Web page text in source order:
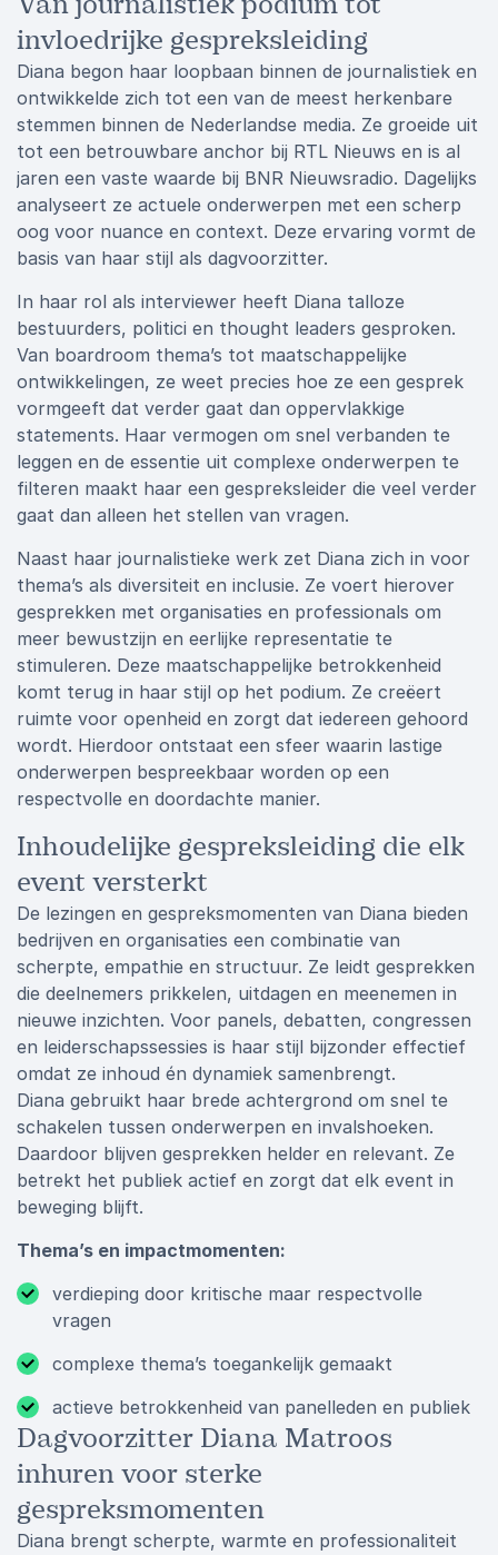
invloedrijke gespreksleiding
Diana begon haar loopbaan binnen de journalistiek en
ontwikkelde zich tot een van de meest herkenbare
stemmen binnen de Nederlandse media. Ze groeide uit
tot een betrouwbare anchor bij RTL Nieuws en is al
jaren een vaste waarde bij BNR Nieuwsradio. Dagelijks
analyseert ze actuele onderwerpen met een scherp
oog voor nuance en context. Deze ervaring vormt de
basis van haar stijl als dagvoorzitter.
In haar rol als interviewer heeft Diana talloze
bestuurders, politici en thought leaders gesproken.
Van boardroom thema’s tot maatschappelijke
ontwikkelingen, ze weet precies hoe ze een gesprek
vormgeeft dat verder gaat dan oppervlakkige
statements. Haar vermogen om snel verbanden te
leggen en de essentie uit complexe onderwerpen te
filteren maakt haar een gespreksleider die veel verder
gaat dan alleen het stellen van vragen.
Naast haar journalistieke werk zet Diana zich in voor
thema’s als diversiteit en inclusie. Ze voert hierover
gesprekken met organisaties en professionals om
meer bewustzijn en eerlijke representatie te
stimuleren. Deze maatschappelijke betrokkenheid
komt terug in haar stijl op het podium. Ze creëert
ruimte voor openheid en zorgt dat iedereen gehoord
wordt. Hierdoor ontstaat een sfeer waarin lastige
onderwerpen bespreekbaar worden op een
respectvolle en doordachte manier.
Inhoudelijke gespreksleiding die elk
event versterkt
De lezingen en gespreksmomenten van Diana bieden
bedrijven en organisaties een combinatie van
scherpte, empathie en structuur. Ze leidt gesprekken
die deelnemers prikkelen, uitdagen en meenemen in
nieuwe inzichten. Voor panels, debatten, congressen
en leiderschapssessies is haar stijl bijzonder effectief
omdat ze inhoud én dynamiek samenbrengt.
Diana gebruikt haar brede achtergrond om snel te
schakelen tussen onderwerpen en invalshoeken.
Daardoor blijven gesprekken helder en relevant. Ze
betrekt het publiek actief en zorgt dat elk event in
beweging blijft.
Thema’s en impactmomenten:
verdieping door kritische maar respectvolle
vragen
complexe thema’s toegankelijk gemaakt
actieve betrokkenheid van panelleden en publiek
Dagvoorzitter Diana Matroos
inhuren voor sterke
gespreksmomenten
Diana brengt scherpte, warmte en professionaliteit